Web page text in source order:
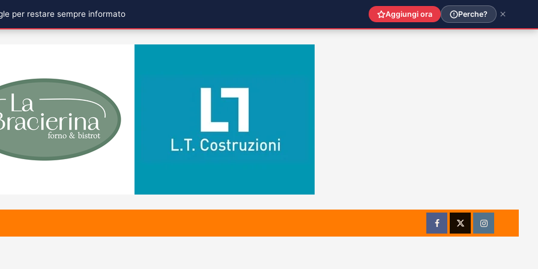
FacebookTwitterInstagram
per restare sempre informato Aggiungi ora Perche?